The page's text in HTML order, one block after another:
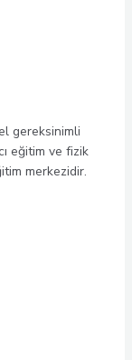
gereksinimli
eğitim ve fizik
merkezidir.